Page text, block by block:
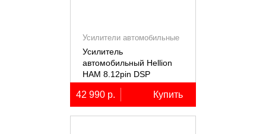
Усилители автомобильные
Усилитель
автомобильный Hellion
HAM 8.12pin DSP
десятиканальный,
8x80+2х100Вт (4Ом),
встроенный 12
канальный процессор
42 990 р. Купить